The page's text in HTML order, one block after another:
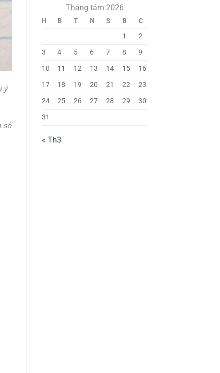
ý
số
Tháng tám 2026
H B T N S B
C
1
2
3
4 5 6 7 8
9
10
11 12 13 14 15
16
17
18 19 20 21 22
23
24
25 26 27 28 29
30
31
« Th3